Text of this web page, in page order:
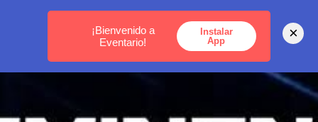
MEDELLÍN - BOGOTÁ - CARTAGENA
¡Bienvenido a
Eventario!
Instalar
App
×